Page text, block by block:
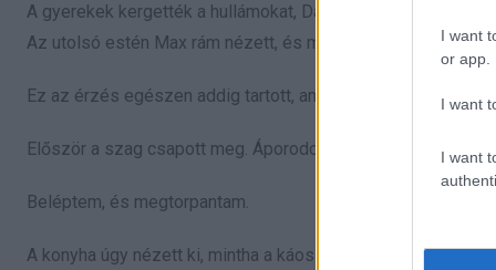
I want
or app.
I want
I want
A gyerekek kergették a hullámokat, Dávid végre kiolvasott
Az utolsó estén Max rám nézett, és megkérdezte,
Ez az érzés egészen addig tartott, amíg ki nem nyitottam a
Először a szag csapott meg. Áporodott, savanyú, idegen
Beléptem, és megtorpantam.
A konyha úgy nézett ki, mintha a káosz beköltözött volna,